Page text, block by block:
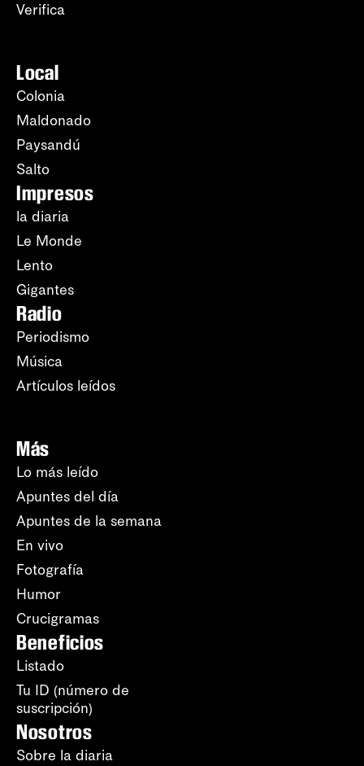
Verifica
Local
Colonia
Maldonado
Paysandú
Salto
Impresos
la diaria
Le Monde
Lento
Gigantes
Radio
Periodismo
Música
Artículos leídos
Más
Lo más leído
Apuntes del día
Apuntes de la semana
En vivo
Fotografía
Humor
Crucigramas
Beneficios
Listado
Tu ID (número de
suscripción)
Nosotros
Sobre la diaria